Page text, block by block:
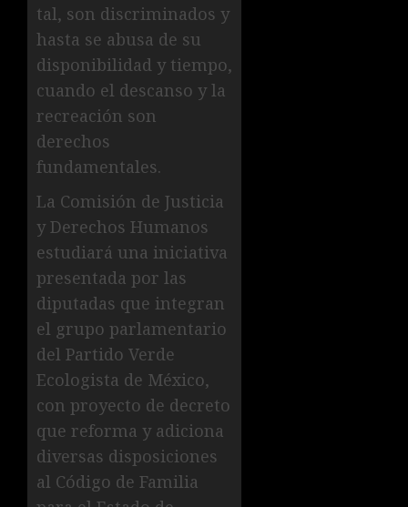
tal, son discriminados y
hasta se abusa de su
disponibilidad y tiempo,
cuando el descanso y la
recreación son
derechos
fundamentales.
La Comisión de Justicia
y Derechos Humanos
estudiará una iniciativa
presentada por las
diputadas que integran
el grupo parlamentario
del Partido Verde
Ecologista de México,
con proyecto de decreto
que reforma y adiciona
diversas disposiciones
al Código de Familia